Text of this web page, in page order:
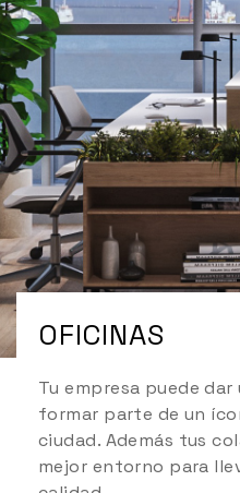
OFICINAS
Tu empresa puede
formar parte de un
ciudad. Además tus
mejor entorno para